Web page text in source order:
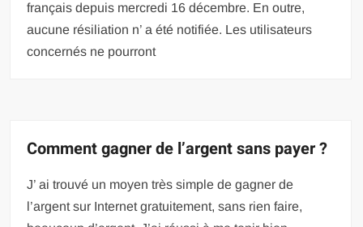
français depuis mercredi 16 décembre. En outre,
aucune résiliation n’ a été notifiée. Les utilisateurs
concernés ne pourront
Comment gagner de l’argent sans payer ?
J’ ai trouvé un moyen très simple de gagner de
l’argent sur Internet gratuitement, sans rien faire,